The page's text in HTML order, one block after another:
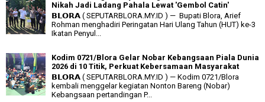
Nikah Jadi Ladang Pahala Lewat 'Gembol Catin'
𝗕𝗟𝗢𝗥𝗔 ( SEPUTARBLORA.MY.ID ) — Bupati Blora, Arief
Rohman menghadiri Peringatan Hari Ulang Tahun (HUT) ke-3
Ikatan Penyul...
Kodim 0721/Blora Gelar Nobar Kebangsaan Piala Dunia
2026 di 10 Titik, Perkuat Kebersamaan Masyarakat
𝗕𝗟𝗢𝗥𝗔 ( SEPUTARBLORA.MY.ID ) — Kodim 0721/Blora
kembali menggelar kegiatan Nonton Bareng (Nobar)
Kebangsaan pertandingan P...